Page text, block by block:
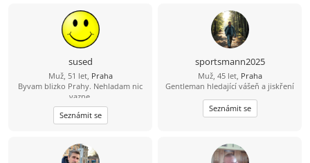
přeskočí sama.
sused
Muž, 51 let, Praha
Byvam blizko Prahy. Nehladam nic
vazne.
Seznámit se
sportsmann2025
Muž, 45 let, Praha
Gentleman hledající vášeň a jiskření
Seznámit se